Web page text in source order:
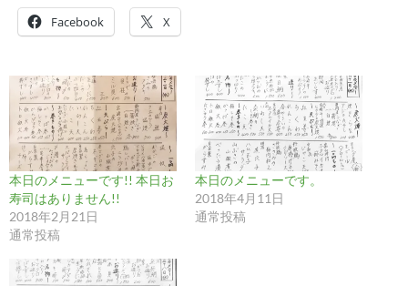
Facebook X
本日のメニューです!! 本日お
寿司はありません!!
2018年2月21日
通常投稿
本日のメニューです。
2018年4月11日
通常投稿